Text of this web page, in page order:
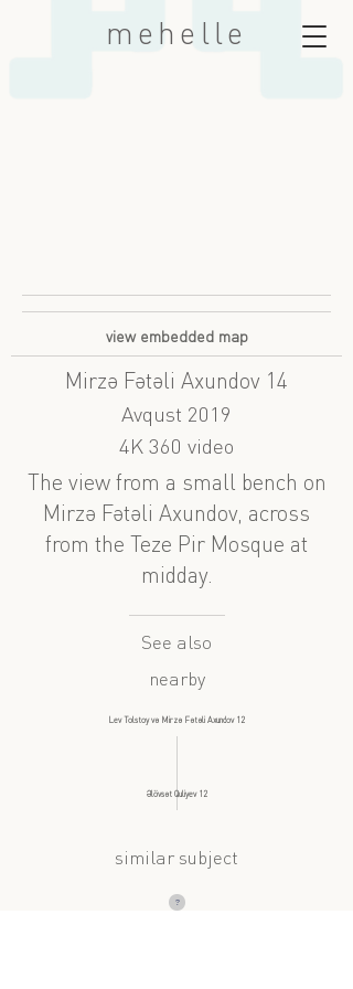
mehelle
view embedded map
Mirzə Fətəli Axundov 14
Avqust 2019
4K 360 video
The view from a small bench on
Mirzə Fətəli Axundov, across
from the Teze Pir Mosque at
midday.
See also
nearby
Lev Tolstoy və Mirzə Fətəli Axundov 12
Əlövsət Quliyev 12
similar subject
?